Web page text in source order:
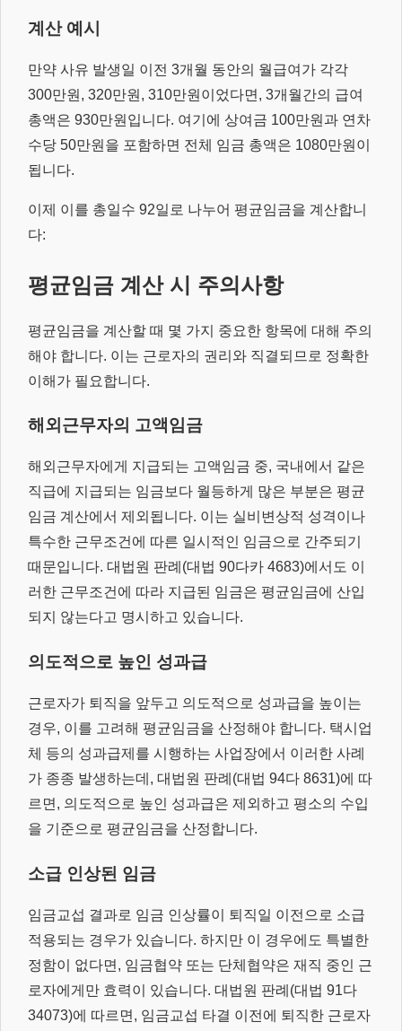
계산 예시
만약 사유 발생일 이전 3개월 동안의 월급여가 각각
300만원, 320만원, 310만원이었다면, 3개월간의 급여
총액은 930만원입니다. 여기에 상여금 100만원과 연차
수당 50만원을 포함하면 전체 임금 총액은 1080만원이
됩니다.
이제 이를 총일수 92일로 나누어 평균임금을 계산합니
다:
평균임금 계산 시 주의사항
평균임금을 계산할 때 몇 가지 중요한 항목에 대해 주의
해야 합니다. 이는 근로자의 권리와 직결되므로 정확한
이해가 필요합니다.
해외근무자의 고액임금
해외근무자에게 지급되는 고액임금 중, 국내에서 같은
직급에 지급되는 임금보다 월등하게 많은 부분은 평균
임금 계산에서 제외됩니다. 이는 실비변상적 성격이나
특수한 근무조건에 따른 일시적인 임금으로 간주되기
때문입니다. 대법원 판례(대법 90다카 4683)에서도 이
러한 근무조건에 따라 지급된 임금은 평균임금에 산입
되지 않는다고 명시하고 있습니다.
의도적으로 높인 성과급
근로자가 퇴직을 앞두고 의도적으로 성과급을 높이는
경우, 이를 고려해 평균임금을 산정해야 합니다. 택시업
체 등의 성과급제를 시행하는 사업장에서 이러한 사례
가 종종 발생하는데, 대법원 판례(대법 94다 8631)에 따
르면, 의도적으로 높인 성과급은 제외하고 평소의 수입
을 기준으로 평균임금을 산정합니다.
소급 인상된 임금
임금교섭 결과로 임금 인상률이 퇴직일 이전으로 소급
적용되는 경우가 있습니다. 하지만 이 경우에도 특별한
정함이 없다면, 임금협약 또는 단체협약은 재직 중인 근
로자에게만 효력이 있습니다. 대법원 판례(대법 91다
34073)에 따르면, 임금교섭 타결 이전에 퇴직한 근로자